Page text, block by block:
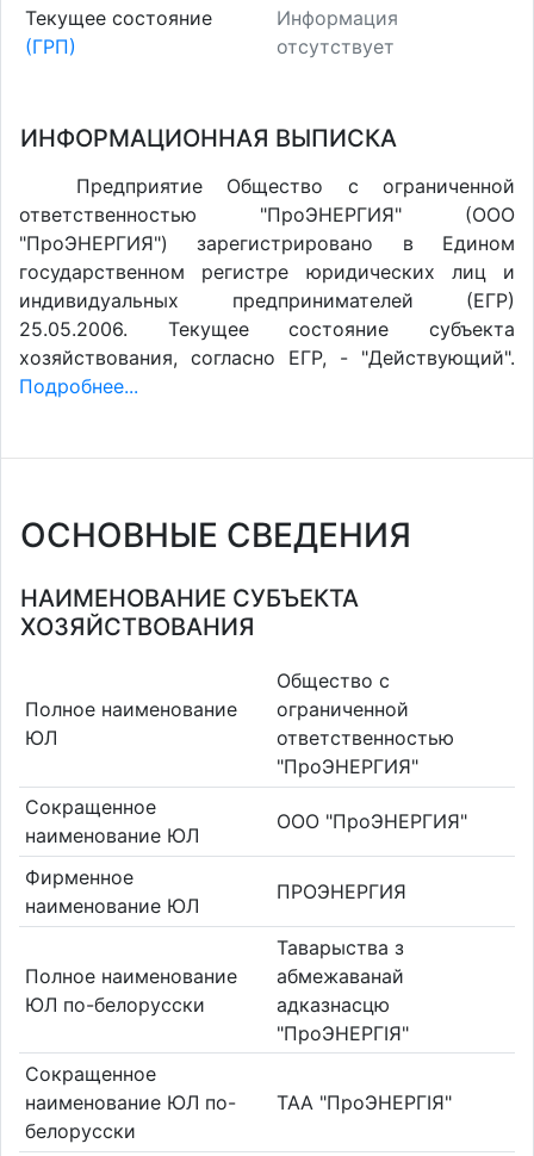
Текущее состояние
(ГРП)
Информация
отсутствует
ИНФОРМАЦИОННАЯ ВЫПИСКА
Предприятие Общество с ограниченной
ответственностью "ПроЭНЕРГИЯ" (ООО
"ПроЭНЕРГИЯ") зарегистрировано в Едином
государственном регистре юридических лиц и
индивидуальных предпринимателей (ЕГР)
25.05.2006. Текущее состояние субъекта
хозяйствования, согласно ЕГР, - "Действующий".
Подробнее...
ОСНОВНЫЕ СВЕДЕНИЯ
НАИМЕНОВАНИЕ СУБЪЕКТА
ХОЗЯЙСТВОВАНИЯ
Полное наименование
ЮЛ
Общество с
ограниченной
ответственностью
"ПроЭНЕРГИЯ"
Сокращенное
наименование ЮЛ
ООО "ПроЭНЕРГИЯ"
Фирменное
наименование ЮЛ
ПРОЭНЕРГИЯ
Полное наименование
ЮЛ по-белорусски
Таварыства з
абмежаванай
адказнасцю
"ПроЭНЕРГIЯ"
Сокращенное
наименование ЮЛ по-
белорусски
ТАА "ПроЭНЕРГIЯ"